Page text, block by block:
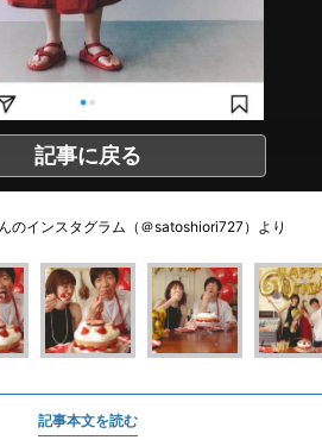
記事に戻る
のインスタグラム（＠satoshiori727）より
記事本文を読む